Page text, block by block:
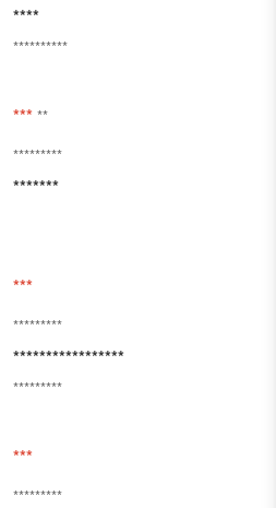
****
**********
*** **
*********
*******
***
*********
*****************
*********
***
*********